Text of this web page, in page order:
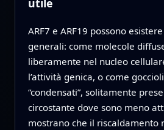
utile
ARF7 e ARF19 possono
generali: come molecole
liberamente nel nucleo
l’attività genica, o come
“condensati”, solitamente
circostante dove sono meno
mostrano che il riscaldamento